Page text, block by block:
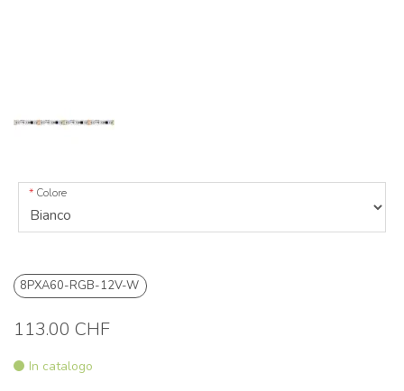
Colore
8PXA60-RGB-12V-W
113.00 CHF
In catalogo